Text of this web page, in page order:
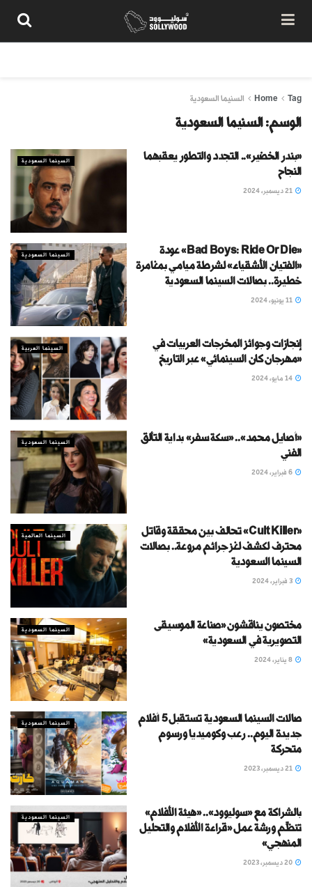
Home Tag السنيما السعودية
الوسم:السنيما السعودية
السينما السعودية
«بندر الخضير».. التجدد والتطور يعقبهما
النجاح
السينما السعودية
«Bad Boys: Ride Or Die» عودة
«الفتيان الأشقياء» لشرطة ميامي بمغامرة
خطيرة.. بصالات السينما السعودية
السينما العربية
إنجازات وجوائز المخرجات العربيات في
«مهرجان كان السينمائي» عبر التاريخ
السينما السعودية
«أصايل محمد».. «سكة سفر» بداية التألق
الفني
السينما العالمية
«Cult Killer» تحالف بين محققة وقاتل
محترف لكشف لغز جرائم مروعة.. بصالات
السينما السعودية
السينما السعودية
مختصون يناقشون «صناعة الموسيقى
التصويرية في السعودية»
السينما السعودية
صالات السينما السعودية تستقبل 5 أفلام
جديدة اليوم.. رعب وكوميديا ورسوم
متحركة
السينما السعودية
بالشراكة مع «سوليوود».. «هيئة الأفلام»
تنظِّم ورشة عمل «قراءة الأفلام والتحليل
المنهجي»